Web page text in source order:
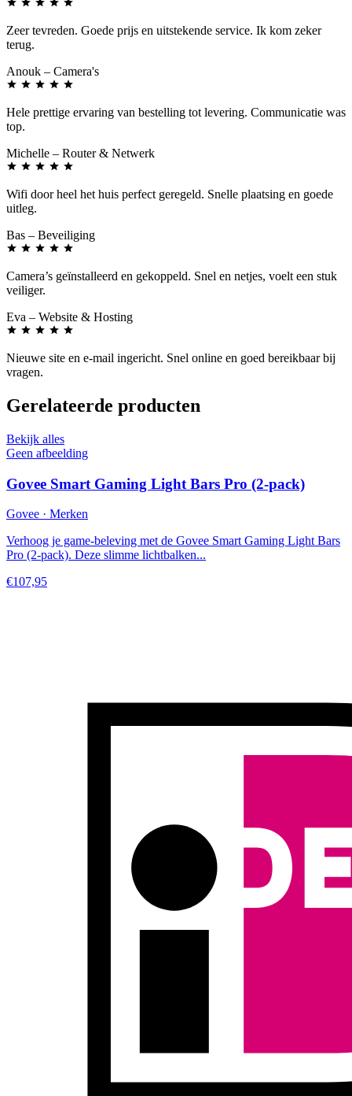
Zeer tevreden. Goede prijs en uitstekende service. Ik kom zeker
terug.
Anouk – Camera's
Hele prettige ervaring van bestelling tot levering. Communicatie was
top.
Michelle – Router & Netwerk
Wifi door heel het huis perfect geregeld. Snelle plaatsing en goede
uitleg.
Bas – Beveiliging
Camera’s geïnstalleerd en gekoppeld. Snel en netjes, voelt een stuk
veiliger.
Eva – Website & Hosting
Nieuwe site en e-mail ingericht. Snel online en goed bereikbaar bij
vragen.
Gerelateerde producten
Bekijk alles
Geen afbeelding
Govee Smart Gaming Light Bars Pro (2-pack)
Govee · Merken
Verhoog je game-beleving met de Govee Smart Gaming Light Bars
Pro (2-pack). Deze slimme lichtbalken...
€107,95